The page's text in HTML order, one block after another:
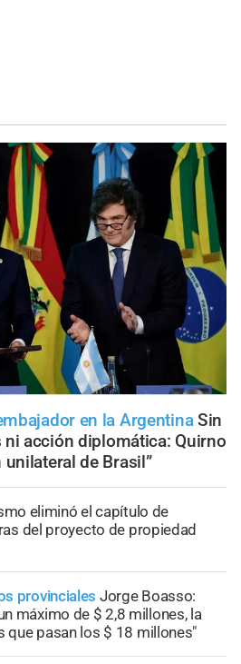
en la Argentina Sin
acción diplomática: Quirno
de Brasil”
eliminó el capítulo de
del proyecto de propiedad
provinciales Jorge Boasso:
máximo de $ 2,8 millones, la
que pasan los $ 18 millones"